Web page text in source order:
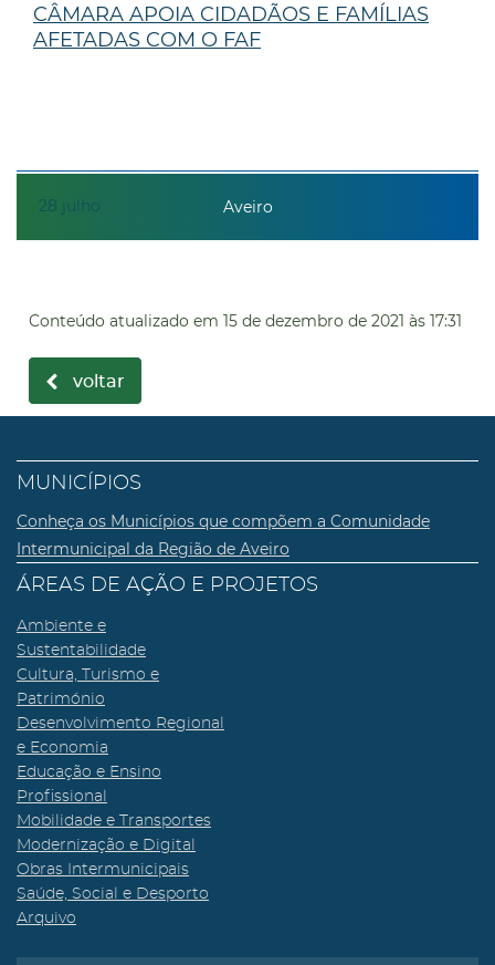
28 julho
CÂMARA APOIA CIDADÃOS E FAMÍLIAS
AFETADAS COM O FAF
Aveiro
Conteúdo atualizado em 15 de dezembro de 2021 às 17:31
voltar
MUNICÍPIOS
Conheça os Municípios que compõem a Comunidade
Intermunicipal da Região de Aveiro
ÁREAS DE AÇÃO E PROJETOS
Ambiente e
Sustentabilidade
Cultura, Turismo e
Património
Desenvolvimento Regional
e Economia
Educação e Ensino
Profissional
Mobilidade e Transportes
Modernização e Digital
Obras Intermunicipais
Saúde, Social e Desporto
Arquivo